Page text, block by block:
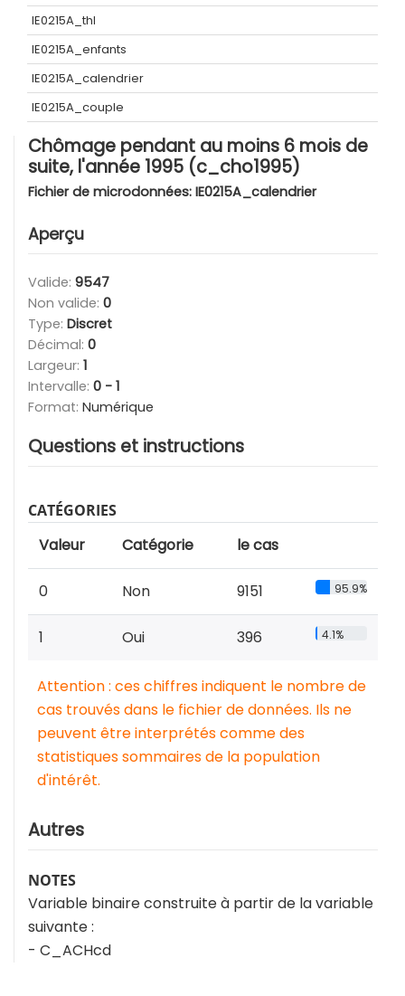
IE0215A_thl
IE0215A_enfants
IE0215A_calendrier
IE0215A_couple
Chômage pendant au moins 6 mois de
suite, l'année 1995 (c_cho1995)
Fichier de microdonnées: IE0215A_calendrier
Aperçu
Valide: 9547
Non valide: 0
Type: Discret
Décimal: 0
Largeur: 1
Intervalle: 0 - 1
Format: Numérique
Questions et instructions
CATÉGORIES
Valeur Catégorie le cas
0 Non 9151 95.9%
1 Oui 396 4.1%
Attention : ces chiffres indiquent le nombre de
cas trouvés dans le fichier de données. Ils ne
peuvent être interprétés comme des
statistiques sommaires de la population
d'intérêt.
Autres
NOTES
Variable binaire construite à partir de la variable
suivante :
- C_ACHcd